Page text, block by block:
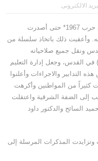
الالكترونى
لم تنقض مدة قصيرة على وقوع مدينة القدس* كلها تحت الاحتلال الإسرائيلي في حرب 1967* حتى أصدرت
وأعقبت ذلك باتخاذ سلسلة من
ونقل جميع صلاحياته
في القدس، وجعل إدارة التعليم
التدابير والاجراءات وأعلنوا
كثيراً من المواطنين وأكرهت
إلى الضفة الشرقية واعتقلت
السائح والدكتور داود
وتزايدت المذكرات المرسلة إلى